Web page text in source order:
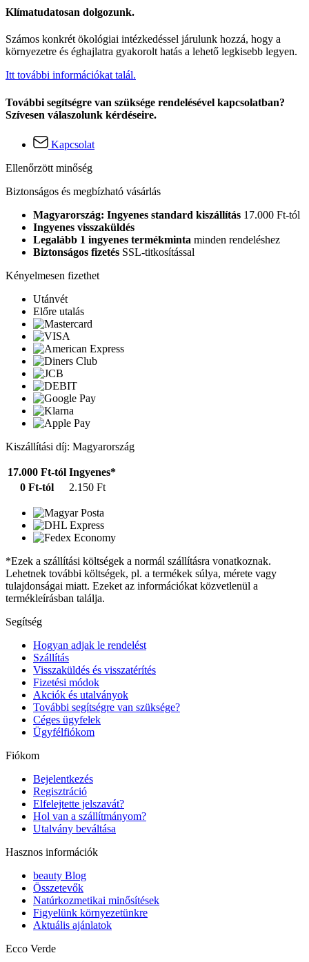
Klímatudatosan dolgozunk.
Számos konkrét ökológiai intézkedéssel járulunk hozzá, hogy a
környezetre és éghajlatra gyakorolt hatás a lehető legkisebb legyen.
Itt további információkat talál.
További segítségre van szüksége rendelésével kapcsolatban?
Szívesen válaszolunk kérdéseire.
Kapcsolat
Ellenőrzött minőség
Biztonságos és megbízható vásárlás
Magyarország: Ingyenes standard kiszállítás 17.000 Ft-tól
Ingyenes visszaküldés
Legalább 1 ingyenes termékminta minden rendeléshez
Biztonságos fizetés SSL-titkosítással
Kényelmesen fizethet
Utánvét
Előre utalás
Kiszállítási díj: Magyarország
17.000 Ft-tól Ingyenes*
0 Ft-tól
2.150 Ft
*Ezek a szállítási költségek a normál szállításra vonatkoznak.
Lehetnek további költségek, pl. a termékek súlya, mérete vagy
tulajdonságai miatt. Ezeket az információkat közvetlenül a
termékleírásban találja.
Segítség
Hogyan adjak le rendelést
Szállítás
Visszaküldés és visszatérítés
Fizetési módok
Akciók és utalványok
További segítségre van szüksége?
Céges ügyfelek
Ügyfélfiókom
Fiókom
Bejelentkezés
Regisztráció
Elfelejtette jelszavát?
Hol van a szállítmányom?
Utalvány beváltása
Hasznos információk
beauty Blog
Összetevők
Natúrkozmetikai minősítések
Figyelünk környezetünkre
Aktuális ajánlatok
Ecco Verde